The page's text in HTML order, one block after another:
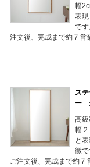
幅
表
で
注文後、完成まで約７営
ス
ー
高級
幅
と
徴で
ご注文後、完成まで約７